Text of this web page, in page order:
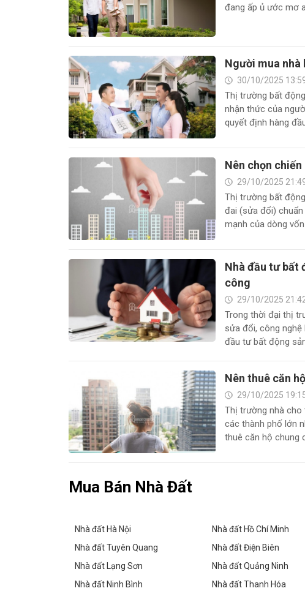
đang ấp ủ ước mơ
Người mua nhà
30/10/2025
Thị trường bất
nhận thức của
quyết định hàng
Nên chọn
29/10/2025
Thị trường bất
đai (sửa đổi)
mạnh của dòng
Nhà đầu tư bất
công
29/10/2025
Trong thời đại thị
sửa đổi, công
đầu tư bất động
Nên thuê căn
29/10/2025
Thị trường nhà cho
các thành phố lớn
thuê căn hộ chung
Mua Bán Nhà Đất
Nhà đất Hà Nội Nhà đất Hồ Chí Minh
Nhà đất Tuyên Quang
Nhà đất Điện Biên
Nhà đất Lạng Sơn
Nhà đất Quảng Ninh
Nhà đất Ninh Bình
Nhà đất Thanh Hóa